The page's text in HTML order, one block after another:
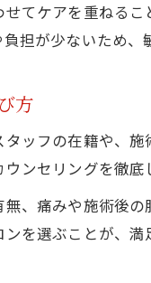
痛
脱
脱
複
てケアを重ねる
担が少ないため、
方
ッフの在籍や、
ンセリングを徹
、痛みや施術後
を選ぶことが、満